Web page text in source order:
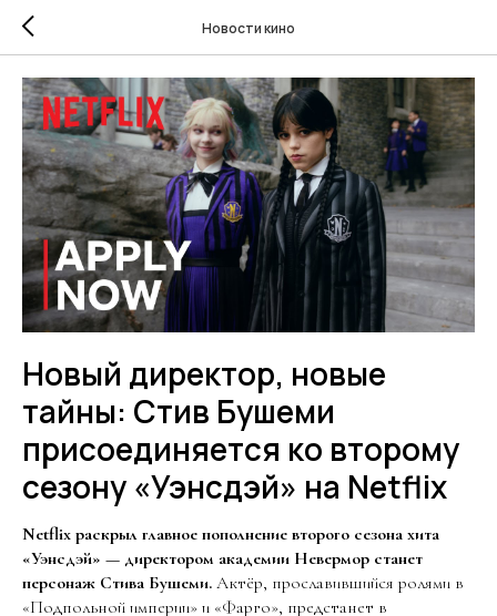
Новости кино
Новый директор, новые
тайны: Стив Бушеми
присоединяется ко второму
сезону «Уэнсдэй» на Netflix
Netflix раскрыл главное пополнение второго сезона хита
«Уэнсдэй» — директором академии Невермор станет
персонаж Стива Бушеми. Актёр, прославившийся ролями в
«Подпольной империи» и «Фарго», предстанет в